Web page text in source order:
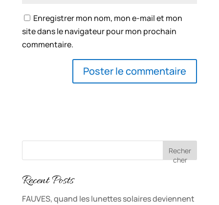
Enregistrer mon nom, mon e-mail et mon
site dans le navigateur pour mon prochain
commentaire.
Recher
cher
Recent Posts
FAUVES, quand les lunettes solaires deviennent